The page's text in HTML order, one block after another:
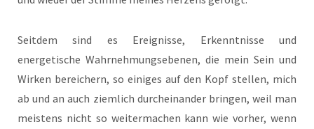
Seitdem sind es Ereignisse, Erkenntnisse und
energetische Wahrnehmungsebenen, die mein Sein und
Wirken bereichern, so einiges auf den Kopf stellen, mich
ab und an auch ziemlich durcheinander bringen, weil man
meistens nicht so weitermachen kann wie vorher, wenn